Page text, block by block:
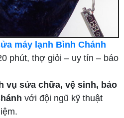
máy lạnh Bình Chánh
phút, thợ giỏi – uy tín – báo
vụ sửa chữa, vệ sinh, bảo
với đội ngũ kỹ thuật